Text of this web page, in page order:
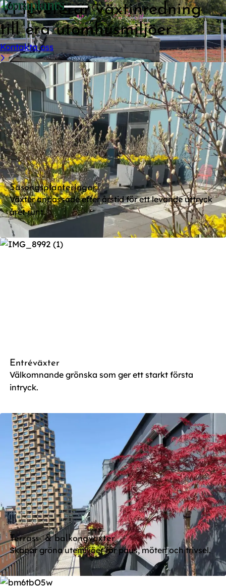
Vi levererarväxtinredning
till erautomhusmiljöer
Kontakta oss
Säsongsplanteringar
Växter anpassade efter årstid för ett levande uttryck
året runt.
Entréväxter
Välkomnande grönska som ger ett starkt första
intryck.
Terrass- & balkongväxter
Skapar gröna utemiljöer för paus, möten och trivsel.